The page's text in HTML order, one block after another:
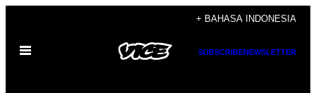
content
+ BAHASA INDONESIA
Open
SUBSCRIBENEWSLETTER